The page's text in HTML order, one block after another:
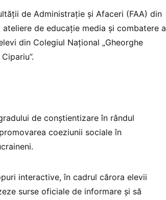
de Administrație și Afaceri (FAA) din
de educație media și combatere a
din Colegiul Național „Gheorghe
de conștientizare în rândul
coeziunii sociale în
interactive, în cadrul cărora elevii
surse oficiale de informare și să